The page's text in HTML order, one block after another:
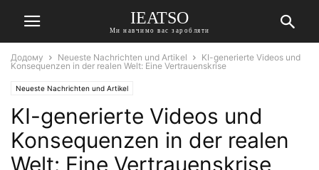
IEATSO
Ми навчимо вас заробляти
Додому Neueste Nachrichten und Artikel
KI-generierte Videos und
Konsequenzen in der realen Welt: Eine Vertrauenskrise
Neueste Nachrichten und Artikel
KI-generierte Videos und
Konsequenzen in der realen
Welt: Eine Vertrauenskrise